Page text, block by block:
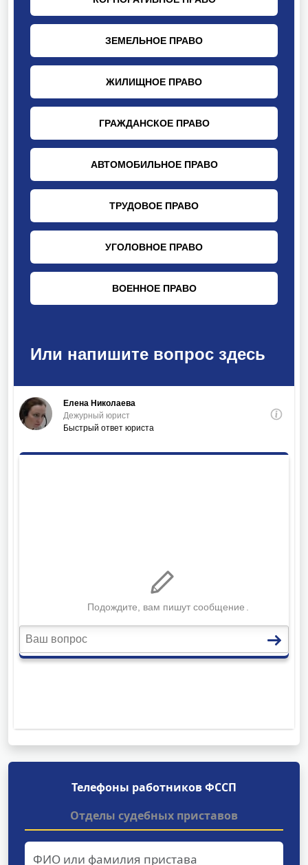
Телефоны работников ФССП
Отделы судебных приставов